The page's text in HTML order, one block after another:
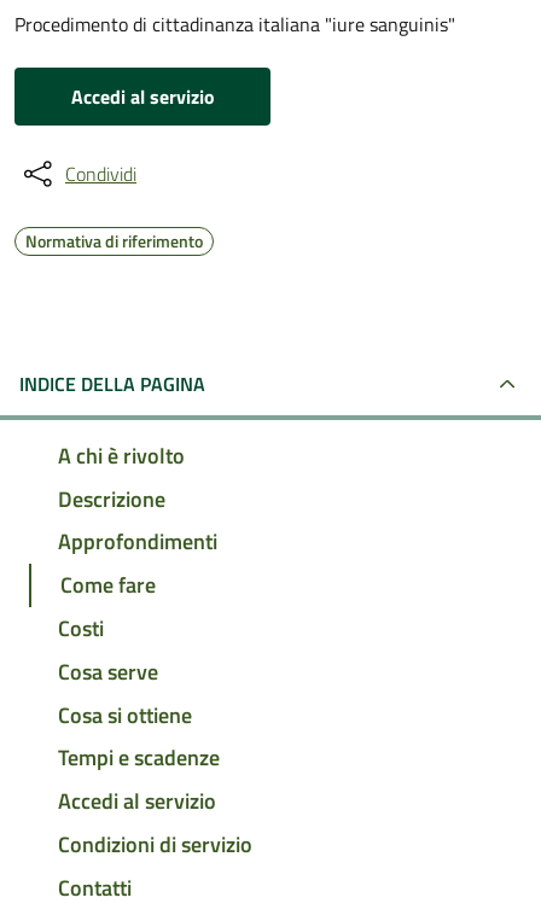
Procedimento di cittadinanza italiana "iure sanguinis"
Accedi al servizio
Condividi
Normativa di riferimento
INDICE DELLA PAGINA
A chi è rivolto
Descrizione
Approfondimenti
Come fare
Costi
Cosa serve
Cosa si ottiene
Tempi e scadenze
Accedi al servizio
Condizioni di servizio
Contatti